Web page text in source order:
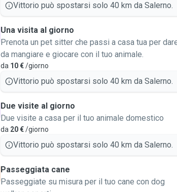
Vittorio può spostarsi solo 40 km da Salerno.
Una visita al giorno
Prenota un pet sitter che passi a casa tua per
da mangiare e giocare con il tuo animale.
da 10 €/giorno
Vittorio può spostarsi solo 40 km da Salerno.
Due visite al giorno
Due visite a casa per il tuo animale domestico
da 20 €/giorno
Vittorio può spostarsi solo 40 km da Salerno.
Passeggiata cane
Passeggiate su misura per il tuo cane con dog